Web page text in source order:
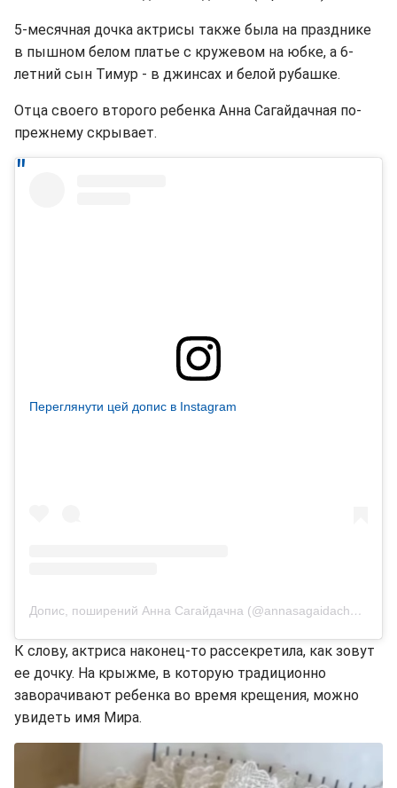
5-месячная дочка актрисы также была на празднике
в пышном белом платье с кружевом на юбке, а 6-
летний сын Тимур - в джинсах и белой рубашке.
Отца своего второго ребенка Анна Сагайдачная по-
прежнему скрывает.
Переглянути цей допис в Instagram
Допис, поширений Анна Сагайдачна (@annasagaidachnaya)
К слову, актриса наконец-то рассекретила, как зовут
ее дочку. На крыжме, в которую традиционно
заворачивают ребенка во время крещения, можно
увидеть имя Мира.